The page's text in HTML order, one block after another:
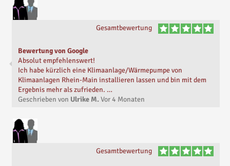
Gesamtbewertung
Bewertung von Google
Absolut empfehlenswert!
Ich habe kürzlich eine Klimaanlage/Wärmepumpe von
Klimaanlagen Rhein-Main installieren lassen und bin mit dem
Ergebnis mehr als zufrieden. …
Geschrieben von Ulrike M. Vor4 Monaten
Gesamtbewertung